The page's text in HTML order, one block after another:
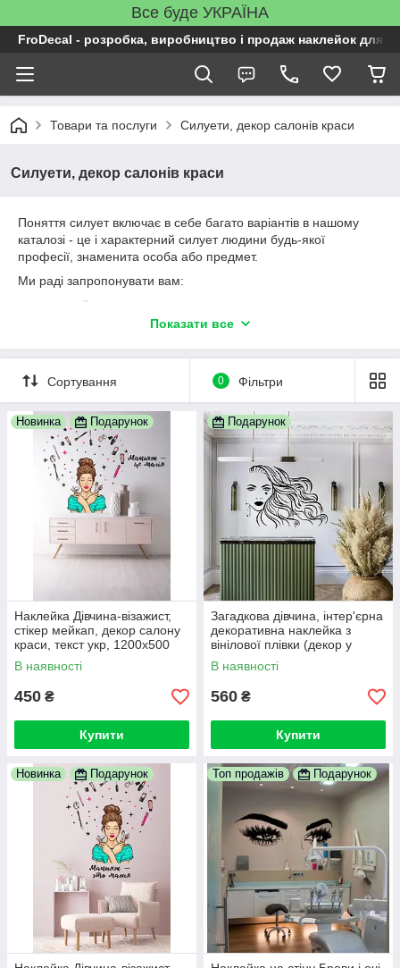
Все буде УКРАЇНА
FroDecal - розробка, виробництво і продаж наклейок для
Товари та послуги Силуети, декор салонів краси
Силуети, декор салонів краси
Поняття силует включає в себе багато варіантів в нашому
каталозі - це і характерний силует людини будь-якої
професії, знаменита особа або предмет.
Ми раді запропонувати вам:
наклейки з нашого каталогу
наклейки під замовлення (ваш логотип, назва, текст)
виготовляються з німецької плівки ORACAL 641 - м'які ПВХ-
плівки товщиною 0,075 мм з клейовою товщиною.
Мінімальна температура наклеювання плівки +10°С,
максимальна температура використання +80°С. Термін
служби наклейки всередині приміщення при догляді 5 років і
більше.
Показати все
Сортування 0 Фільтри
Новинка Подарунок
Наклейка Дівчина-візажист,
стікер мейкап, декор салону
краси, текст укр, 1200х500
мм
В наявності
450 ₴
Купити
Подарунок
Загадкова дівчина, інтер'єрна
декоративна наклейка з
вінілової плівки (декор у
перукарню)
В наявності
560 ₴
Купити
Новинка Подарунок Топ продажів Подарунок